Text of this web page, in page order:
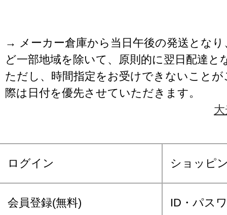
→ メーカー倉庫から当日午後の発送となり
ど一部地域を除いて、原則的に翌日配達と
ただし、時間指定をお受けできないこと
際は日付を優先させていただきます。
ログイン ショッピ
会員登録(無料) ID・パス